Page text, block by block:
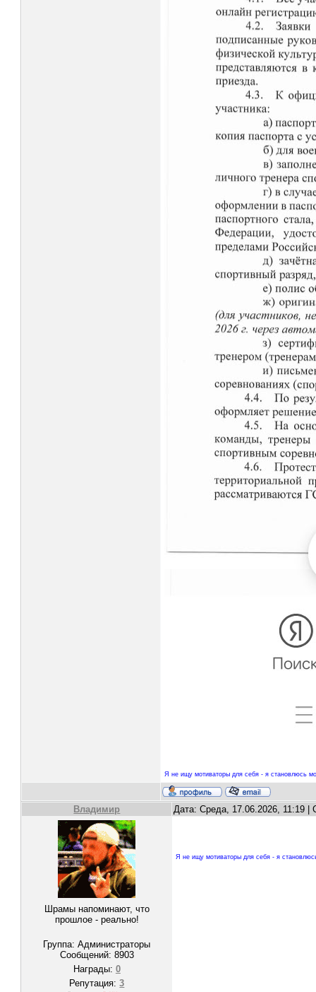
Я не ищу мотиваторы для себя - я становлюсь
Владимир Дата: Среда, 17.06.2026, 11:19
Шрамы напоминают, что
прошлое - реально!
Группа: Администраторы
Сообщений: 8903
Награды: 0
Репутация:3
Я не ищу мотиваторы для себя - я